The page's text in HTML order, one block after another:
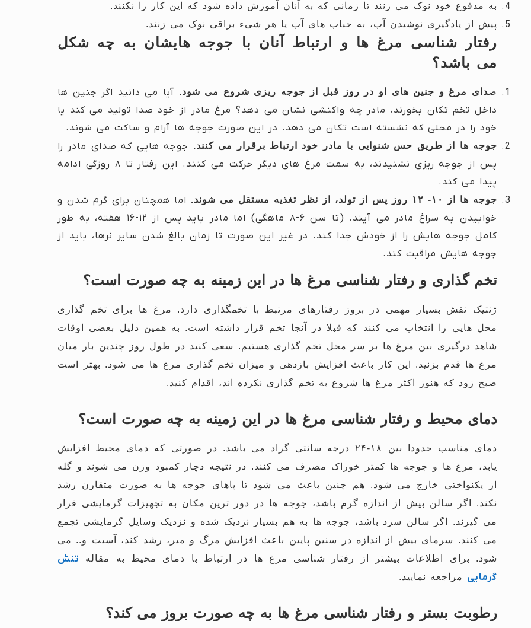
به مدفوع خود نوک می زنند تا زمانی که به آنان آموزش داده شود که این کار را نکنند.
پیش از یادگیری نوشیدن آب، به حباب های آب یا هر شیء براقی نوک می زنند.
رفتار شناسی مرغ ها و ارتباط آنان با جوجه هایشان به چه شکل
می باشد؟
صدای مرغ و جنین های او در روز قبل از جوجه ریزی شروع می شود. آیا می دانید اگر جنین ها
داخل تخم تکان بخورند، مادر چه واکنشی نشان می دهد؟ مرغ مادر از خود صدا تولید می کند یا
خود را در محلی که نشسته است تکان می دهد. در این صورت جوجه ها آرام و ساکت می شوند.
جوجه ها از طریق حس شنوایی با مادر خود ارتباط برقرار می کنند.
جوجه هایی که صدای مادر را
پس از جوجه ریزی نشنیدند، به سمت مرغ های دیگر حرکت می کنند. این رفتار تا ۸ روزگی ادامه
پیدا می کند.
جوجه ها از ۱۰- ۱۲ روز پس از تولد، از نظر تغذیه مستقل می شوند.
اما همچنان برای گرم شدن و
خوابیدن به سراغ مادر می آیند. (تا سن ۶-۸ ماهگی) اما مادر باید پس از ۱۲-۱۶ هفته، به طور
کامل جوجه هایش را از خودش جدا کند. در غیر این صورت تا زمان بالغ شدن سایر نرها، باید از
جوجه هایش مراقبت کند.
تخم گذاری و رفتار شناسی مرغ ها در این زمینه به چه صورت است؟
ژنتیک نقش بسیار مهمی در بروز رفتارهای مرتبط با تخمگذاری دارد. مرغ ها برای تخم گذاری
محل هایی را انتخاب می کنند که قبلا در آنجا تخم قرار داشته است.
به همین دلیل بعضی اوقات
شاهد درگیری بین مرغ ها بر سر محل تخم گذاری هستیم.
سعی کنید در طول روز چندین بار میان
مرغ ها قدم بزنید.
این کار باعث افزایش بازدهی و میزان تخم گذاری مرغ ها می شود. بهتر است
صبح زود که هنوز اکثر مرغ ها شروع به تخم گذاری نکرده اند، اقدام کنید.
دمای محیط و رفتار شناسی مرغ ها در این زمینه به چه صورت است؟
دمای مناسب حدودا بین ۱۸-۲۴ درجه سانتی گراد می باشد.
در صورتی که دمای محیط افزایش
یابد، مرغ ها و جوجه ها کمتر خوراک مصرف می کنند. در نتیجه دچار کمبود وزن می شوند و گله
از یکنواختی خارج می شود. هم چنین باعث می شود تا پاهای جوجه ها به صورت متقارن رشد
نکند.
اگر سالن بیش از اندازه گرم باشد، جوجه ها در دور ترین مکان به تجهیزات گرمایشی قرار
می گیرند.
اگر سالن سرد باشد، جوجه ها به هم بسیار نزدیک شده و نزدیک وسایل گرمایشی تجمع
می کنند.
سرمای بیش از اندازه در سنین پایین باعث افزایش مرگ و میر، رشد کند، آسیت و.. می
شود. برای اطلاعات بیشتر از رفتار شناسی مرغ ها در ارتباط با دمای محیط به مقاله
تنش
گرمایی مراجعه نمایید.
رطوبت بستر و رفتار شناسی مرغ ها به چه صورت بروز می کند؟